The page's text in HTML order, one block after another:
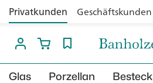
Privatkunden Geschäftskunden
Glas Porzellan Besteck